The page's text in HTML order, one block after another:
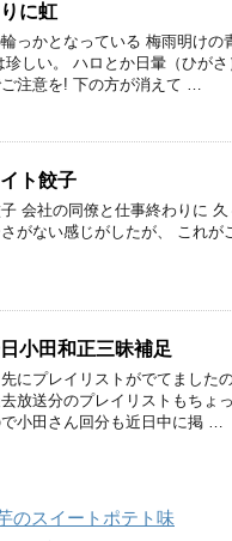
に虹
っかとなっている 梅雨明けの
珍しい。 ハロとか日暈（ひが
注意を! 下の方が消えて …
ト餃子
会社の同僚と仕事終わりに
がない感じがしたが、 これが
小田和正三昧補足
にプレイリストがでてました
放送分のプレイリストもちょ
小田さん回分も近日中に掲 …
のスイートポテト味